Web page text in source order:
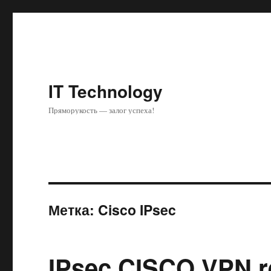
IT Technology
Пряморукость — залог успеха!
Метка: Cisco IPsec